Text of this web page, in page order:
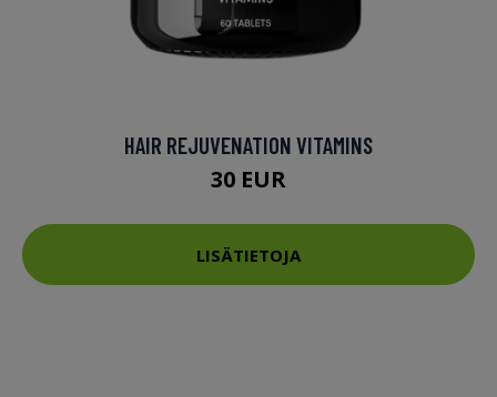
HAIR REJUVENATION VITAMINS
30 EUR
LISÄTIETOJA